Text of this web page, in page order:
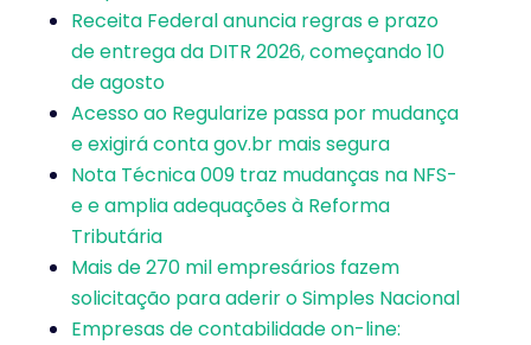
Receita Federal anuncia regras e prazo
de entrega da DITR 2026, começando 10
de agosto
Acesso ao Regularize passa por mudança
e exigirá conta gov.br mais segura
Nota Técnica 009 traz mudanças na NFS-
e e amplia adequações à Reforma
Tributária
Mais de 270 mil empresários fazem
solicitação para aderir o Simples Nacional
Empresas de contabilidade on-line: